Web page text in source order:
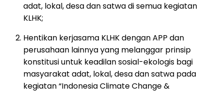
adat, lokal, desa dan satwa di semua kegiatan
KLHK;
Hentikan kerjasama KLHK dengan APP dan
perusahaan lainnya yang melanggar prinsip
konstitusi untuk keadilan sosial-ekologis bagi
masyarakat adat, lokal, desa dan satwa pada
kegiatan “Indonesia Climate Change &